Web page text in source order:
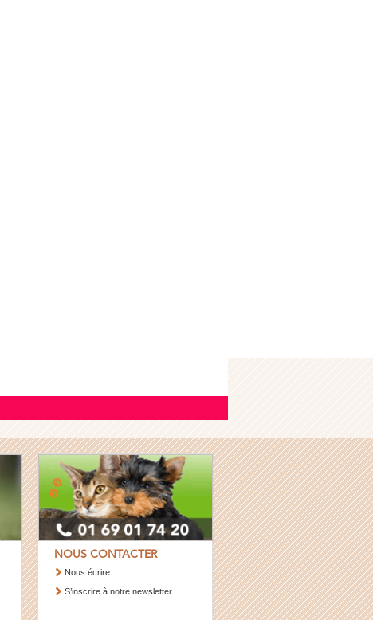
NOUS CONTACTER
Nous écrire
S’inscrire à notre newsletter